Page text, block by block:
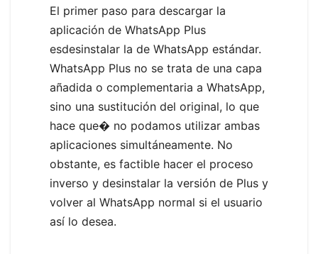
El primer paso para descargar la
aplicación de WhatsApp Plus
esdesinstalar la de WhatsApp estándar.
WhatsApp Plus no se trata de una capa
añadida o complementaria a WhatsApp,
sino una sustitución del original, lo que
hace que� no podamos utilizar ambas
aplicaciones simultáneamente. No
obstante, es factible hacer el proceso
inverso y desinstalar la versión de Plus y
volver al WhatsApp normal si el usuario
así lo desea.